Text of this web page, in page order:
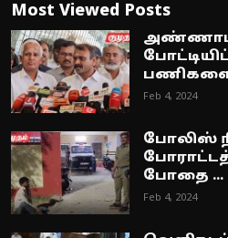
Most Viewed Posts
பணிகளை
Feb 4, 2024
போலிஸ்
போதை ...
Feb 4, 2024